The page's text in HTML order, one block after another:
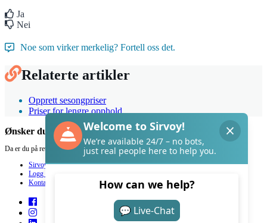
Ja
Nei
Noe som virker merkelig? Fortell oss det.
Relaterte artikler
Opprett sesongpriser
Priser for lengre opphold
Ønsker du hjelp med Sirvoy?
Da er du på rett sted.
Sirvoy
Logg inn
Kontakt